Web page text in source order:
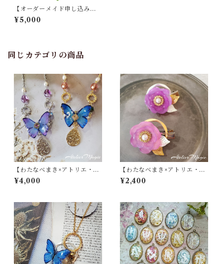
【オーダーメイド申し込み】
アートオルゴナイト Sサイズ
¥5,000
同じカテゴリの商品
【わたなべまき×アトリエ・マ
ギ】コラボ ネックレス
¥4,000
【わたなべまき×アトリエ・マ
ギ】コラボ ヘアクリップ
¥2,400